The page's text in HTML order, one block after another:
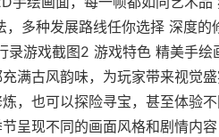
，多种发展路线任你选择 深度
录游戏截图2 游戏特色 精美手
满古风韵味，为玩家带来视觉
，也可以探险寻宝，甚至体验
呈现不同的画面风格和剧情内